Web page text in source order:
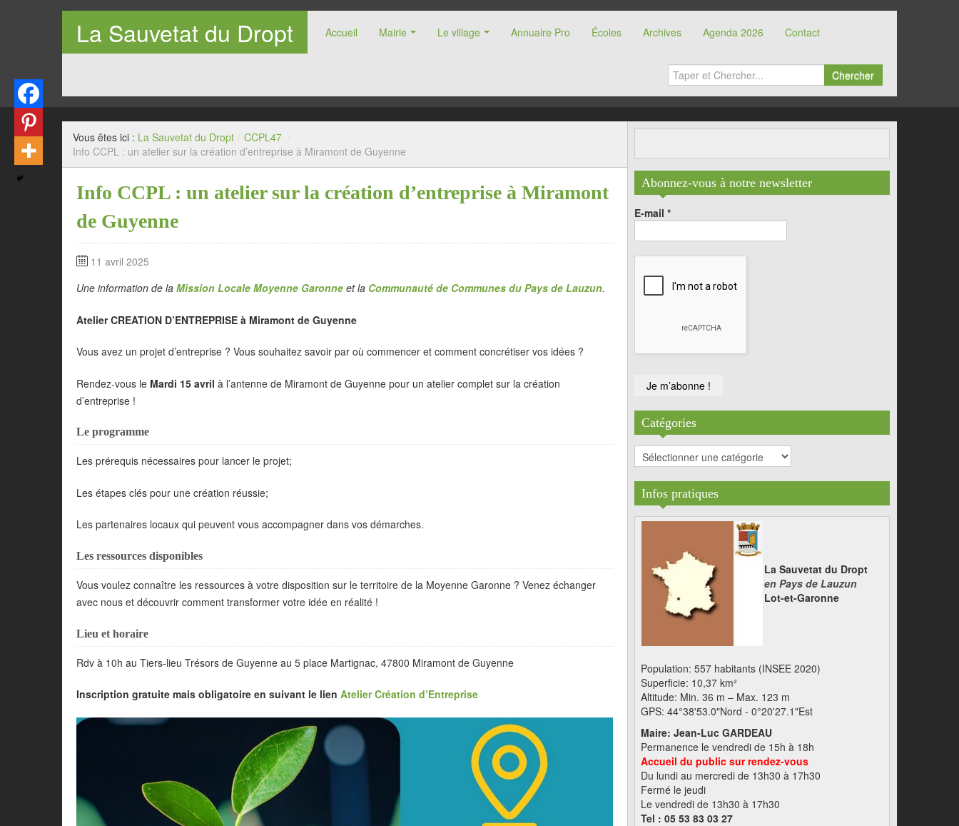
La Sauvetat du Dropt Accueil Mairie Le village Annuaire Pro Écoles Archives Agenda 2026 Contact
Chercher
Vous êtes ici : La Sauvetat du Dropt / CCPL47 /
Info CCPL : un atelier sur la création d’entreprise à Miramont de Guyenne
Info CCPL : un atelier sur la création d’entreprise à Miramont
de Guyenne
11 avril 2025
Une information de la Mission Locale Moyenne Garonne et la Communauté de Communes du Pays de Lauzun.
Atelier CREATION D’ENTREPRISE à Miramont de Guyenne
Vous avez un projet d’entreprise ? Vous souhaitez savoir par où commencer et comment concrétiser vos idées ?
Rendez-vous le Mardi 15 avril à l’antenne de Miramont de Guyenne pour un atelier complet sur la création
d’entreprise !
Le programme
Les prérequis nécessaires pour lancer le projet;
Les étapes clés pour une création réussie;
Les partenaires locaux qui peuvent vous accompagner dans vos démarches.
Les ressources disponibles
Vous voulez connaître les ressources à votre disposition sur le territoire de la Moyenne Garonne ? Venez échanger
avec nous et découvrir comment transformer votre idée en réalité !
Lieu et horaire
Rdv à 10h au Tiers-lieu Trésors de Guyenne au 5 place Martignac, 47800 Miramont de Guyenne
Inscription gratuite mais obligatoire en suivant le lien Atelier Création d’Entreprise
Abonnez-vous à notre newsletter
E-mail *
Catégories
Catégories
Infos pratiques
La Sauvetat du Dropt
en Pays de Lauzun
Lot-et-Garonne
Population: 557 habitants (INSEE 2020)
Superficie: 10,37 km²
Altitude: Min. 36 m – Max. 123 m
GPS: 44°38'53.0"Nord - 0°20'27.1"Est
Maire: Jean-Luc GARDEAU
Permanence le vendredi de 15h à 18h
Accueil du public sur rendez-vous
Du lundi au mercredi de 13h30 à 17h30
Fermé le jeudi
Le vendredi de 13h30 à 17h30
Tel : 05 53 83 03 27